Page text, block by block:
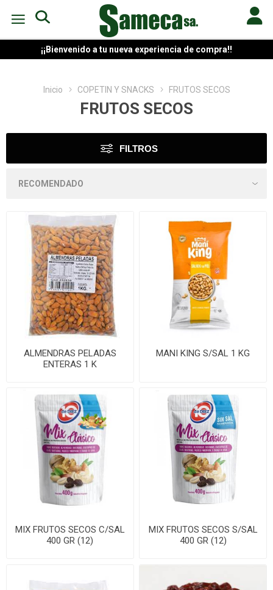
¡¡Bienvenido a tu nueva experiencia de compra!!
Inicio COPETIN Y SNACKS FRUTOS SECOS
FRUTOS SECOS
FILTROS
ALMENDRAS PELADAS
ENTERAS 1 K
MANI KING S/SAL 1 KG
MIX FRUTOS SECOS C/SAL
400 GR (12)
MIX FRUTOS SECOS S/SAL
400 GR (12)